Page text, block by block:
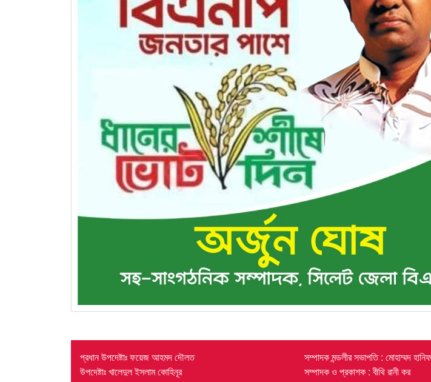
প্রধান উপদেষ্টাঃ ফয়েজ আহমদ দৌলত
উপদেষ্টাঃ খালেদুল ইসলাম কোহিনূর
সম্পাদক মন্ডলীর সভাপতি : মোহাম্মদ হানিফ
সম্পাদক ও প্রকাশক : বীথি রানী কর